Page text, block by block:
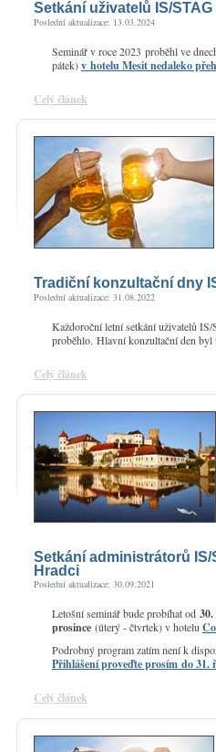
Setkání uživatelů IS/
Poslední aktualizace: 13.03.2024
Seminář v roce 2023 proběhl ve
pátek)v hotelu Mesit nedaleko
Celý článek
Tradiční konzultační dny
Poslední aktualizace: 31.08.2022
Každoroční letní setkání uživatelů IS/
proběhlo. Hlavní konzultační den byl
Celý článek
Setkání administrátorů
Hradci
Poslední aktualizace: 30.09.2021
Letošní seminář bude probíhat od
prosince (úterý - čtvrtek) v hotelu
Podrobný program zatím není k
Přihlášení proveďte prosím do 31.
Celý článek